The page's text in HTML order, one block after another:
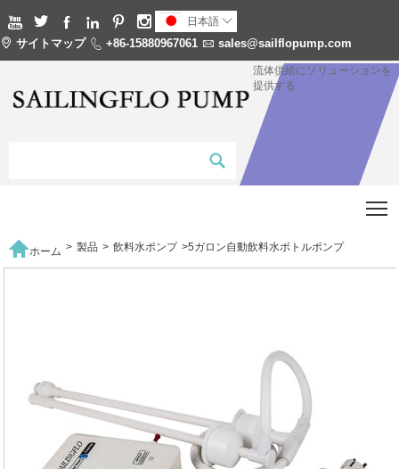
      日本語 
 サイトマップ  +86-15880967061  sales@sailflopump.com
流体供給にソリューションを
提供する
ホーム > 製品 > 飲料水ポンプ >5ガロン自動飲料水ボトルポンプ